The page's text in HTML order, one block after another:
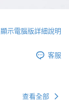
顯示電腦版詳細說明
客服
查看全部